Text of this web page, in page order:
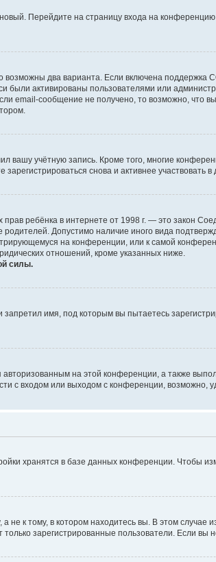
Перейдите на страницу входа на
два варианта. Если включена поддержка
были активированы пользователями или
email-сообщение не получено, то возможно, что
вашу учётную запись. Кроме того, многие
снова и активнее участвовать в
ребёнка в интернете от 1998 г. — это закон
Допустимо наличие иного вида
на конференции, или к самой
отношений, кроме указанных ниже.
силы.
имя, под которым вы пытаетесь
на этой конференции, а также
с входом или выходом с конференции, возможно,
хранятся в базе данных конференции. Чтобы
к тому, в котором находитесь вы. В этом случае
зарегистрированные пользователи. Если